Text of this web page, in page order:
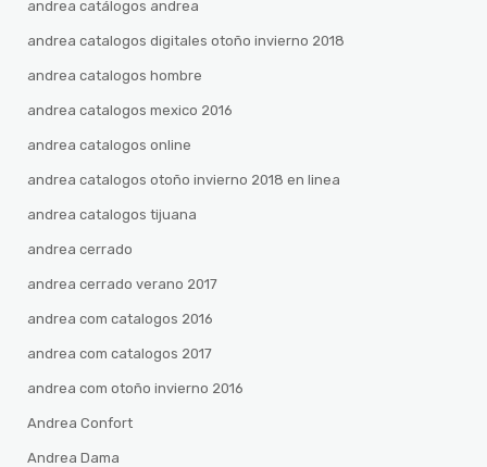
andrea catálogos andrea
andrea catalogos digitales otoño invierno 2018
andrea catalogos hombre
andrea catalogos mexico 2016
andrea catalogos online
andrea catalogos otoño invierno 2018 en linea
andrea catalogos tijuana
andrea cerrado
andrea cerrado verano 2017
andrea com catalogos 2016
andrea com catalogos 2017
andrea com otoño invierno 2016
Andrea Confort
Andrea Dama